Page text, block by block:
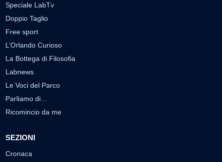
Speciale LabTv
Doppio Taglio
Free sport
L’Orlando Curioso
La Bottega di Filosofia
Labnews
Le Voci del Parco
Parliamo di…
Ricomincio da me
SEZIONI
Cronaca